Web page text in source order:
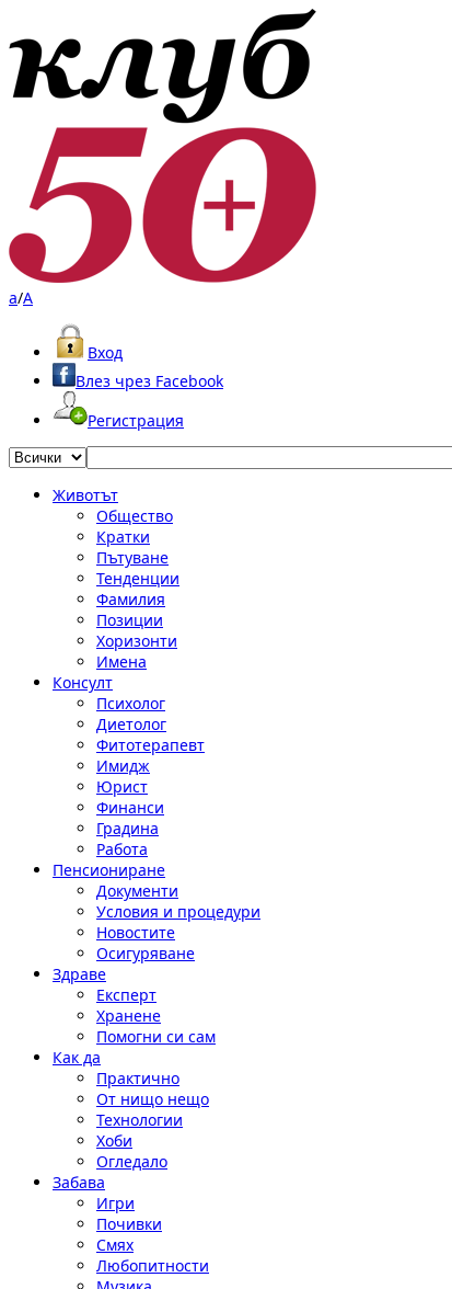
a/A
Вход
Влез чрез Facebook
Регистрация
Животът
Общество
Кратки
Пътуване
Тенденции
Фамилия
Позиции
Хоризонти
Имена
Консулт
Психолог
Диетолог
Фитотерапевт
Имидж
Юрист
Финанси
Градина
Работа
Пенсиониране
Документи
Условия и процедури
Новостите
Осигуряване
Здраве
Експерт
Хранене
Помогни си сам
Как да
Практично
От нищо нещо
Технологии
Хоби
Огледало
Забава
Игри
Почивки
Смях
Любопитности